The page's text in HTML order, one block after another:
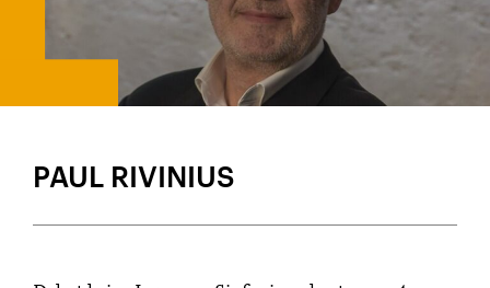
PAUL RIVINIUS